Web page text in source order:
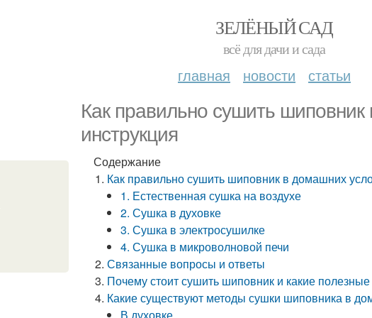
ЗЕЛЁНЫЙ САД
всё для дачи и сада
главная новости статьи
Как правильно сушить
инструкция
Содержание
Как правильно сушить шиповник в домашних
1. Естественная сушка на воздухе
2. Сушка в духовке
3. Сушка в электросушилке
4. Сушка в микроволновой печи
Связанные вопросы и ответы
Почему стоит сушить шиповник и какие
Какие существуют методы сушки шиповника в